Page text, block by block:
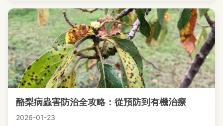
酪梨病蟲害防治全攻略：從預防到有機治療
2026-01-23